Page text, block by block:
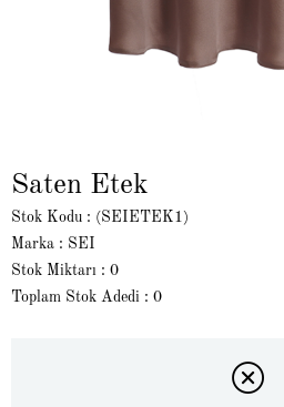
Saten Etek
Stok Kodu
(SEIETEK1)
Marka : SEI
Stok Miktarı : 0
Toplam Stok Adedi : 0